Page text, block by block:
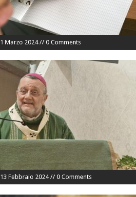
1 Marzo 2024 // 0 Comments
13 Febbraio 2024 // 0 Comments